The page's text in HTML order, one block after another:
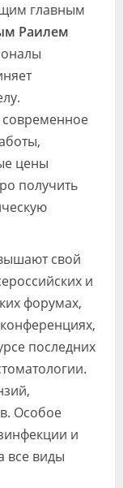
главным
Раилем
цены
получить
свой
и
форумах,
последних
Особое
и
все виды